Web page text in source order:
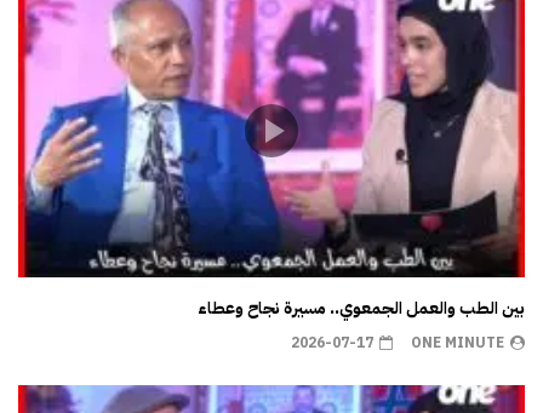
بين الطب والعمل الجمعوي.. مسيرة نجاح وعطاء
ONE MINUTE
2026-07-17